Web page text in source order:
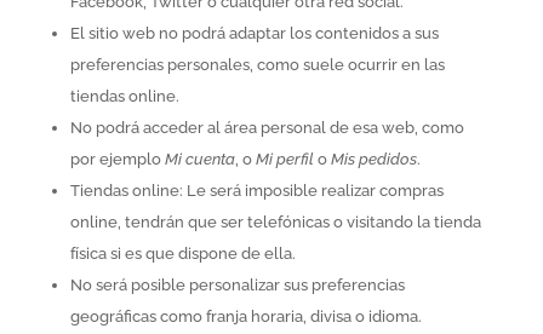
El sitio web no podrá adaptar los contenidos a sus
preferencias personales, como suele ocurrir en las
tiendas online.
No podrá acceder al área personal de esa web, como
por ejemplo Mi cuenta, o Mi perfil o Mis pedidos.
Tiendas online: Le será imposible realizar compras
online, tendrán que ser telefónicas o visitando la tienda
física si es que dispone de ella.
No será posible personalizar sus preferencias
geográficas como franja horaria, divisa o idioma.